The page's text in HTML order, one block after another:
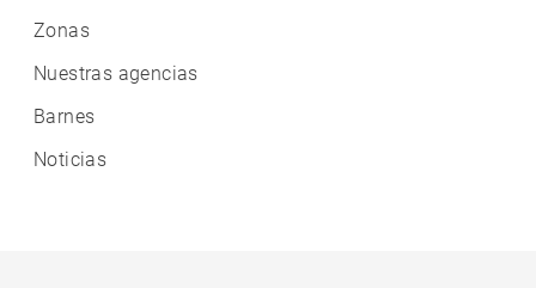
Zonas
Nuestras agencias
Barnes
Noticias